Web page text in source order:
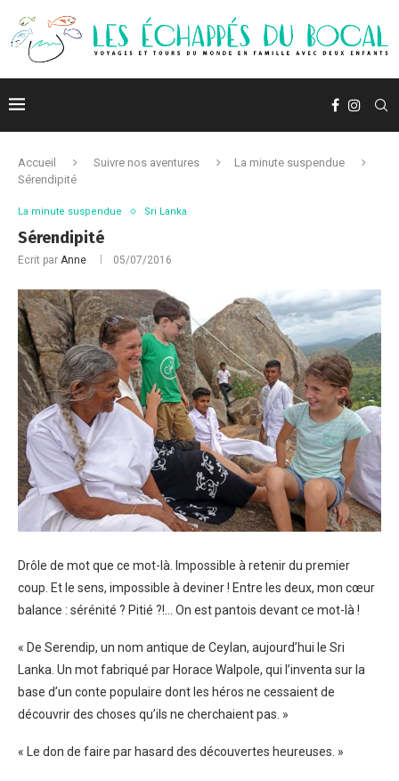
Accueil Suivre nos aventures
La minute suspendue
Sérendipité
La minute suspendue Sri Lanka
Sérendipité
Ecrit par Anne 05/07/2016
Drôle de mot que ce mot-là. Impossible à retenir du premier
coup. Et le sens, impossible à deviner ! Entre les deux, mon cœur
balance : sérénité ? Pitié ?!… On est pantois devant ce mot-là !
« De Serendip, un nom antique de Ceylan, aujourd’hui le Sri
Lanka. Un mot fabriqué par Horace Walpole, qui l’inventa sur la
base d’un conte populaire dont les héros ne cessaient de
découvrir des choses qu’ils ne cherchaient pas. »
« Le don de faire par hasard des découvertes heureuses. »